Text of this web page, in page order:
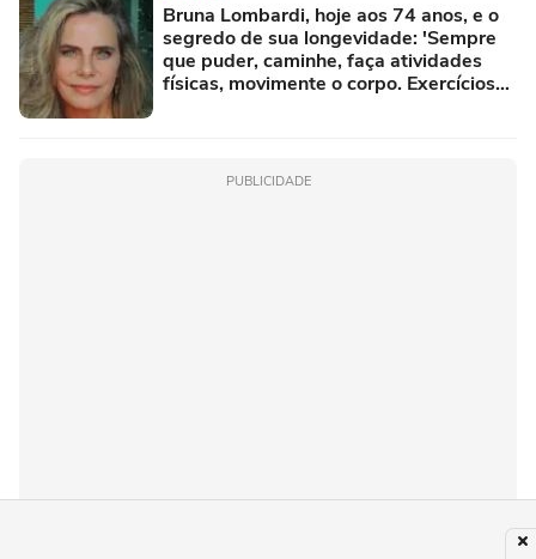
Bruna Lombardi, hoje aos 74 anos, e o
segredo de sua longevidade: 'Sempre
que puder, caminhe, faça atividades
físicas, movimente o corpo. Exercícios
PUBLICIDADE